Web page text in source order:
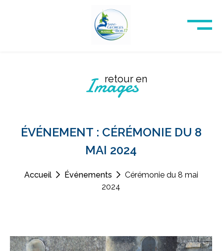
retour en
Images
ÉVÉNEMENT : CÉRÉMONIE DU 8
MAI 2024
Accueil Événements
Cérémonie du 8 mai
2024